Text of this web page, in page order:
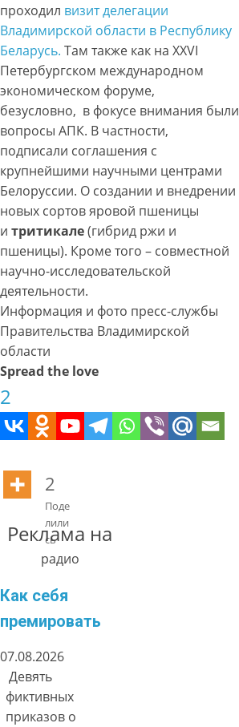
проходил визит делегации
Владимирской области в Республику
Беларусь. Там также как на XXVI
Петербургском международном
экономическом форуме,
безусловно, в фокусе внимания были
вопросы АПК. В частности,
подписали соглашения с
крупнейшими научными центрами
Белоруссии. О создании и внедрении
новых сортов яровой пшеницы
и тритикале(гибрид ржи и
пшеницы). Кроме того – совместной
научно-исследовательской
деятельности.
Информация и фото пресс-службы
Правительства Владимирской
области
Spread the love
2
2
Поде
лили
сь
Реклама на
радио
Как себя
премировать
07.08.2026
Девять
фиктивных
приказов о